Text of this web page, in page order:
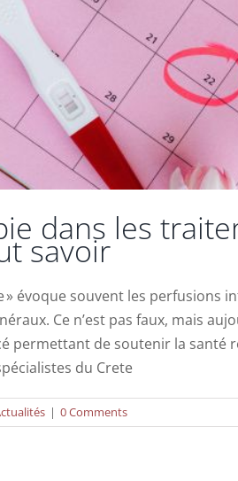
dans les
savoir
» évoque souvent les perfusions
Ce n’est pas faux, mais
permettant de soutenir la santé
du Crete
| 0 Comments
la IV Drips thérapie peut